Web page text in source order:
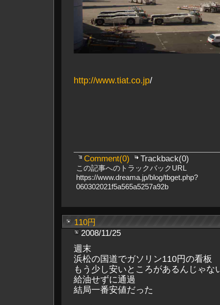
http://www.tiat.co.jp/
Comment(0) Trackback(0)
この記事へのトラックバックURL
https://www.dreama.jp/blog/tbget.php?
060302021f5a565a5257a92b
110円
2008/11/25
週末
浜松の国道でガソリン110円の看板
もう少し安いところがあるんじゃな
給油せずに通過
結局一番安値だった